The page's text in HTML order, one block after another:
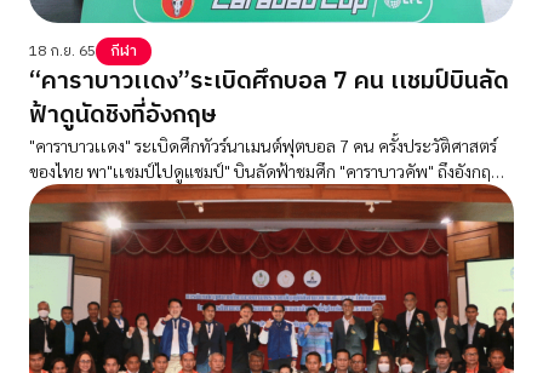
18 ก.ย. 65 กีฬา
“คาราบาวเเดง”ระเบิดศึกบอล 7 คน เเชมป์บินลัด
ฟ้าดูนัดชิงที่อังกฤษ
"คาราบาวเเดง" ระเบิดศึกทัวร์นาเมนต์ฟุตบอล 7 คน ครั้งประวัติศาสตร์
ของไทย พา"เเชมป์ไปดูแชมป์" บินลัดฟ้าชมศึก "คาราบาวคัพ" ถึงอังกฤษ
แบบยกทีม!!